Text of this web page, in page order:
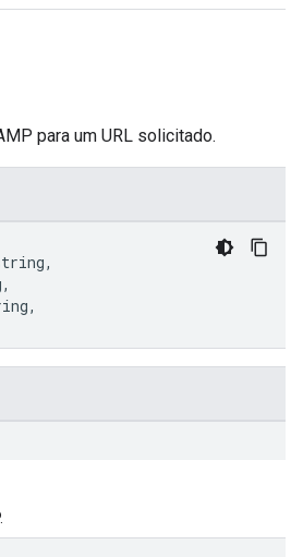
para um URL solicitado.